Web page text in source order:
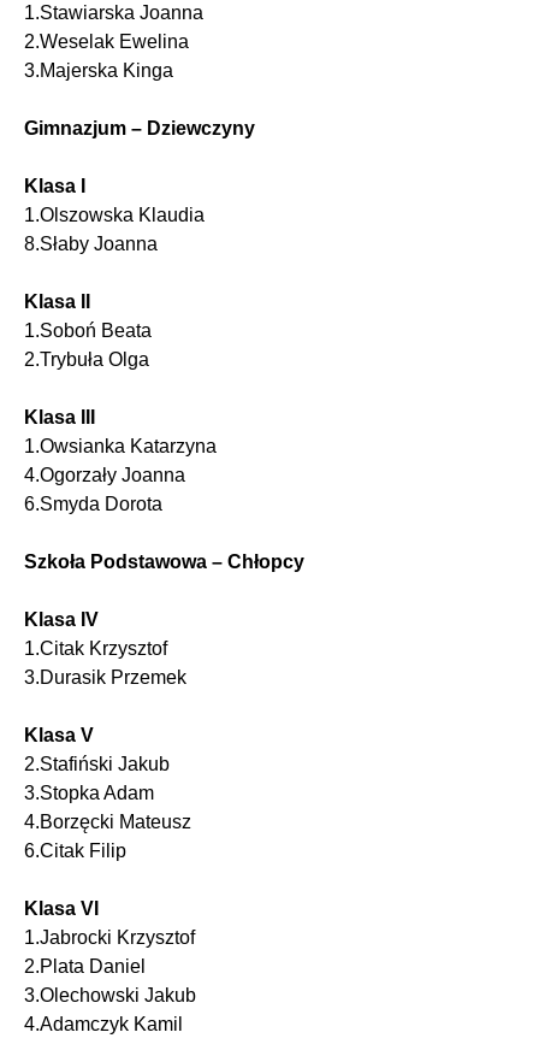
1.Stawiarska Joanna
2.Weselak Ewelina
3.Majerska Kinga
Gimnazjum – Dziewczyny
Klasa I
1.Olszowska Klaudia
8.Słaby Joanna
Klasa II
1.Soboń Beata
2.Trybuła Olga
Klasa III
1.Owsianka Katarzyna
4.Ogorzały Joanna
6.Smyda Dorota
Szkoła Podstawowa – Chłopcy
Klasa IV
1.Citak Krzysztof
3.Durasik Przemek
Klasa V
2.Stafiński Jakub
3.Stopka Adam
4.Borzęcki Mateusz
6.Citak Filip
Klasa VI
1.Jabrocki Krzysztof
2.Plata Daniel
3.Olechowski Jakub
4.Adamczyk Kamil